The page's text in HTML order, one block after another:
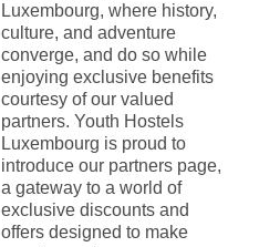
Luxembourg, where history,
culture, and adventure
converge, and do so while
enjoying exclusive benefits
courtesy of our valued
partners. Youth Hostels
Luxembourg is proud to
introduce our partners page,
a gateway to a world of
exclusive discounts and
offers designed to make